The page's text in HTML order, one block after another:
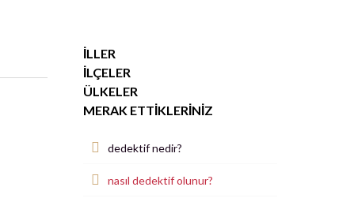
İLLER
İLÇELER
ÜLKELER
MERAK ETTIKLERINIZ
dedektif nedir?
nasıl dedektif olunur?